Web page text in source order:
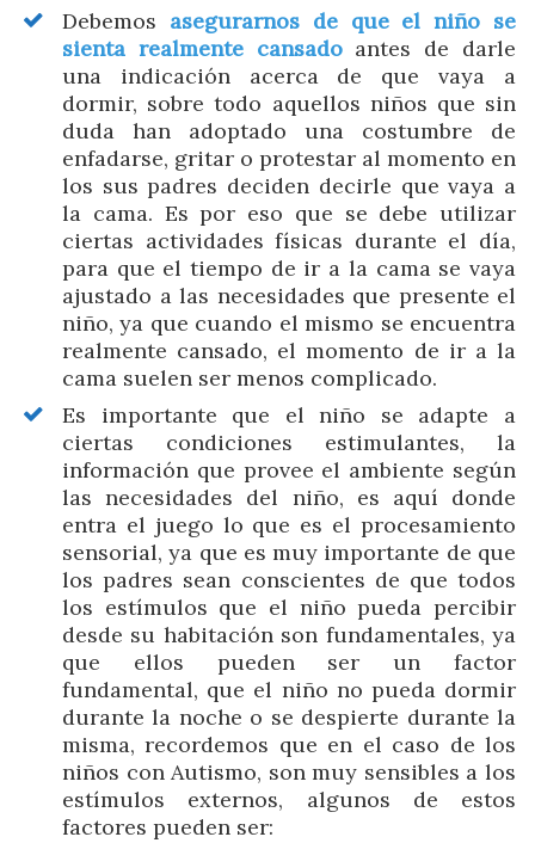
Debemos asegurarnos de que el niño se
sienta realmente cansadoantes de darle
una indicación acerca de que vaya a
dormir, sobre todo aquellos niños que sin
duda han adoptado una costumbre de
enfadarse, gritar o protestar al momento en
los sus padres deciden decirle que vaya a
la cama. Es por eso que se debe utilizar
ciertas actividades físicas durante el día,
para que el tiempo de ir a la cama se vaya
ajustado a las necesidades que presente el
niño, ya que cuando el mismo se encuentra
realmente cansado, el momento de ir a la
cama suelen ser menos complicado.
Es importante que el niño se adapte a
ciertas condiciones estimulantes, la
información que provee el ambiente según
las necesidades del niño, es aquí donde
entra el juego lo que es el procesamiento
sensorial, ya que es muy importante de que
los padres sean conscientes de que todos
los estímulos que el niño pueda percibir
desde su habitación son fundamentales, ya
que ellos pueden ser un factor
fundamental, que el niño no pueda dormir
durante la noche o se despierte durante la
misma, recordemos que en el caso de los
niños con Autismo, son muy sensibles a los
estímulos externos, algunos de estos
factores pueden ser: